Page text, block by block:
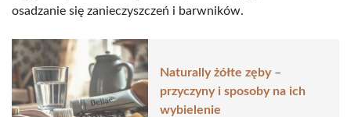
osadzanie się zanieczyszczeń i barwników.
Naturally żółte zęby –
przyczyny i sposoby na ich
wybielenie